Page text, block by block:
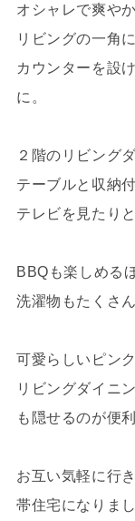
オシャレで爽や
リビングの一角
カウンターを設
に。
２階のリビング
テーブルと収納
テレビを見たり
BBQも楽しめる
洗濯物もたくさ
可愛らしいピン
リビングダイニ
も隠せるのが便
お互い気軽に行
帯住宅になりまし